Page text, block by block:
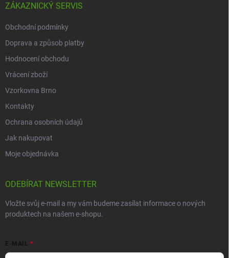
ZÁKAZNICKÝ SERVIS
Obchodní podmínky
Doprava a způsob platby
Hodnocení obchodu
Vrácení zboží
Vzorkovna Brno
Kontakty
Ochrana osobních údajů
Jak nakupovat
Moje objednávka
ODEBÍRAT NEWSLETTER
Vložte svůj e-mail a my vám budeme zasílat informace o nových
produktech na našem e-shopu.
E-MAIL